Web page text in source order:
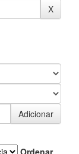
Ordenar